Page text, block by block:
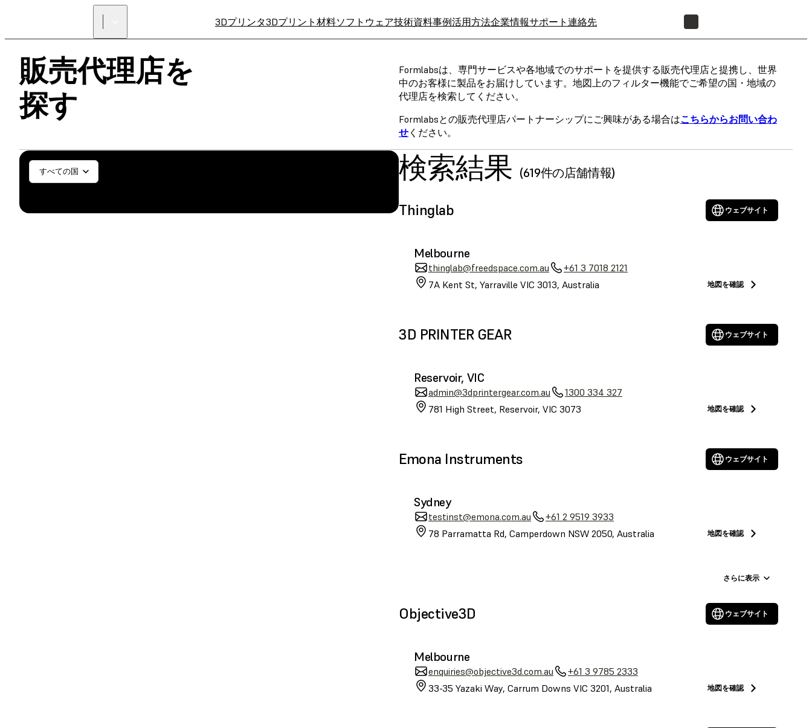
3Dプリンタ3Dプリント材料ソフトウェア技術資料事例活用方法企業情報サポート 連絡先
販売代理店を
探す
Formlabsは、専門サービスや各地域でのサポートを提供する販売代理店と提携し、世界
中のお客様に製品をお届けしています。地図上のフィルター機能でご希望の国・地域の
代理店を検索してください。
Formlabsとの販売代理店パートナーシップにご興味がある場合はこちらからお問い合わ
せ ください。
すべての国 検索結果 (619件の店舗情報)
Thinglab ウェブサイト
Melbourne
thinglab@freedspace.com.au
+61 3 7018 2121
7A Kent St, Yarraville VIC 3013, Australia
地図を確認
3D PRINTER GEAR ウェブサイト
Reservoir, VIC
admin@3dprintergear.com.au
1300 334 327
781 High Street, Reservoir, VIC 3073
地図を確認
Emona Instruments ウェブサイト
Sydney
testinst@emona.com.au
+61 2 9519 3933
78 Parramatta Rd, Camperdown NSW 2050, Australia
地図を確認
さらに表示
Objective3D ウェブサイト
Melbourne
enquiries@objective3d.com.au
+61 3 9785 2333
33-35 Yazaki Way, Carrum Downs VIC 3201, Australia
地図を確認